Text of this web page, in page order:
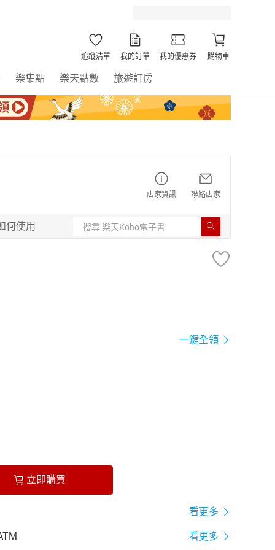
追蹤清單 我的訂單 我的優惠券 購物車
樂集點 樂天點數 旅遊訂房
店家資訊 聯絡店家
何使用
一鍵全領
立即購買
看更多
看更多